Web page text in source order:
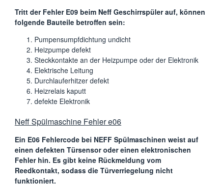
Tritt der Fehler E09 beim Neff Geschirrspüler auf, können
folgende Bauteile betroffen sein:
Pumpensumpfdichtung undicht
Heizpumpe defekt
Steckkontakte an der Heizpumpe oder der Elektronik
Elektrische Leitung
Durchlauferhitzer defekt
Heizrelais kaputt
defekte Elektronik
Neff Spülmaschine Fehler e06
Ein E06 Fehlercode bei NEFF Spülmaschinen weist auf
einen defekten Türsensor oder einen elektronischen
Fehler hin. Es gibt keine Rückmeldung vom
Reedkontakt, sodass die Türverriegelung nicht
funktioniert.